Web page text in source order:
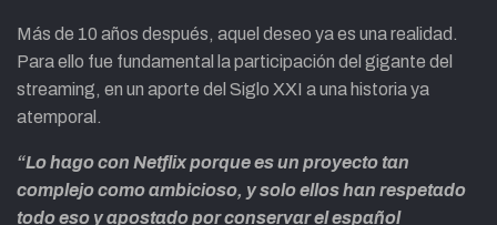
Más de 10 años después, aquel deseo ya es una realidad.
Para ello fue fundamental la participación del gigante del
streaming, en un aporte del Siglo XXI a una historia ya
atemporal.
“Lo hago con Netflix porque es un proyecto tan
complejo como ambicioso, y solo ellos han respetado
todo eso y apostado por conservar el español